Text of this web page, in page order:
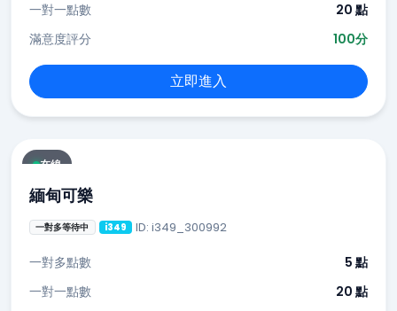
一對一點數
20 點
滿意度評分
100分
立即進入
在線
緬甸可樂
一對多等待中 i349 ID: i349_300992
一對多點數
5 點
一對一點數
20 點